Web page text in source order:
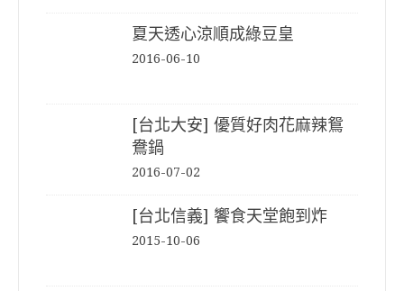
夏天透心涼順成綠豆皇
2016-06-10
[台北大安] 優質好肉花麻辣鴛
鴦鍋
2016-07-02
[台北信義] 饗食天堂飽到炸
2015-10-06